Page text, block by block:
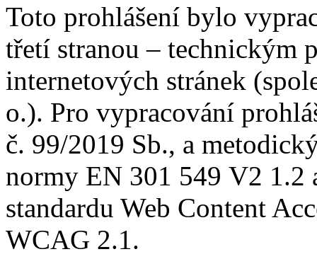
Toto prohlášení bylo
třetí stranou – technickým
internetových stránek
o.). Pro vypracování
č. 99/2019 Sb., a
normy EN 301 549 V2 1.2
standardu Web Content
WCAG 2.1.